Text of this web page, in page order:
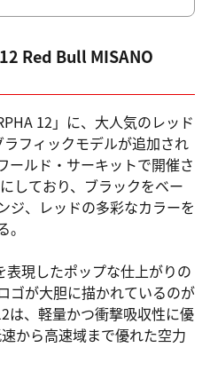
Red Bull MISANO
12」に、大人気のレッド
フィックモデルが追加され
ールド・サーキットで開催さ
しており、ブラックをベー
ジ、レッドの多彩なカラーを
現したポップな仕上がりの
ゴが大胆に描かれているのが
は、軽量かつ衝撃吸収性に優
から高速域まで優れた空力